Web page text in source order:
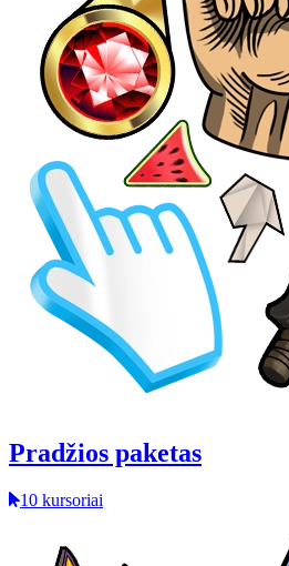
Pradžios paketas
10 kursoriai